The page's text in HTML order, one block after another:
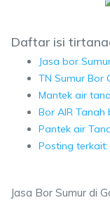
Daftar isi
Jasa bor
TN Sumur Bor
Mantek air
Bor AIR
Pantek air
Posting terkait:
Jasa Bor Sumur di